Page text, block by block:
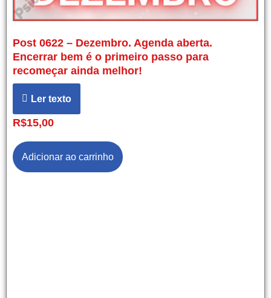
Post 0622 – Dezembro. Agenda aberta.
Encerrar bem é o primeiro passo para
recomeçar ainda melhor!
Ler texto
R$15,00
Adicionar ao carrinho